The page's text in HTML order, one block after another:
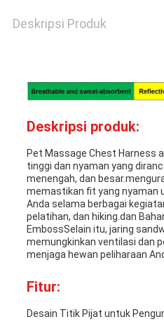
Deskripsi Produk
Deskripsi produk:
Pet Massage Chest Harness
tinggi dan nyaman yang
menengah, dan
memastikan fit yang nyaman
Anda selama berbagai
pelatihan, dan hiking.dan
EmbossSelain itu, jaring
memungkinkan ventilasi dan
menjaga hewan peliharaan
Fitur:
Desain Titik Pijat untuk